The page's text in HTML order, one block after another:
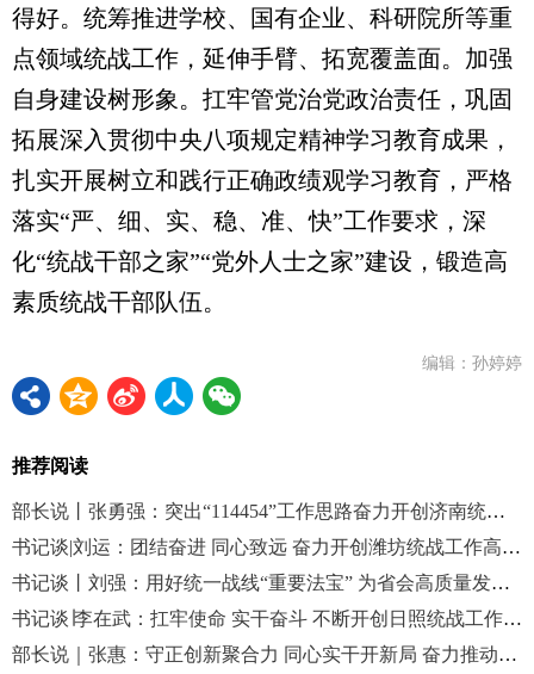
得好。统筹推进学校、国有企业、科研院所等重
点领域统战工作，延伸手臂、拓宽覆盖面。加强
自身建设树形象。扛牢管党治党政治责任，巩固
拓展深入贯彻中央八项规定精神学习教育成果，
扎实开展树立和践行正确政绩观学习教育，严格
落实“严、细、实、稳、准、快”工作要求，深
化“统战干部之家”“党外人士之家”建设，锻造高
素质统战干部队伍。
编辑：孙婷婷
推荐阅读
部长说丨张勇强：突出“114454”工作思路奋力开创济南统战工作新局面
书记谈|刘运：团结奋进 同心致远 奋力开创潍坊统战工作高质量发展新局面
书记谈丨刘强：用好统一战线“重要法宝” 为省会高质量发展赋能添彩
书记谈∣李在武：扛牢使命 实干奋斗 不断开创日照统战工作新局面
部长说｜张惠：守正创新聚合力 同心实干开新局 奋力推动新时代统战工作高质量发展